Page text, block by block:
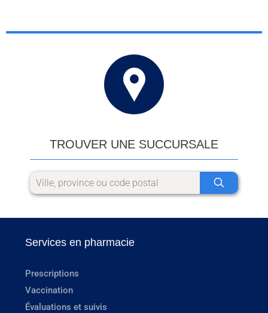
TROUVER UNE SUCCURSALE
Services en pharmacie
Prescriptions
Vaccination
Évaluations et suivis